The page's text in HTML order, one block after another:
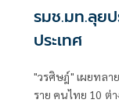
รมช.มท.ลุย
ประเทศ
"วรศิษฎ์" เผยทลา
ราย คนไทย 10 ต่